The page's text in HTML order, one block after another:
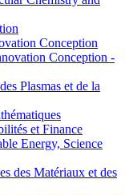
Conception
Conception -
Plasmas et de la
et Finance
Energy, Science
des Matériaux et des